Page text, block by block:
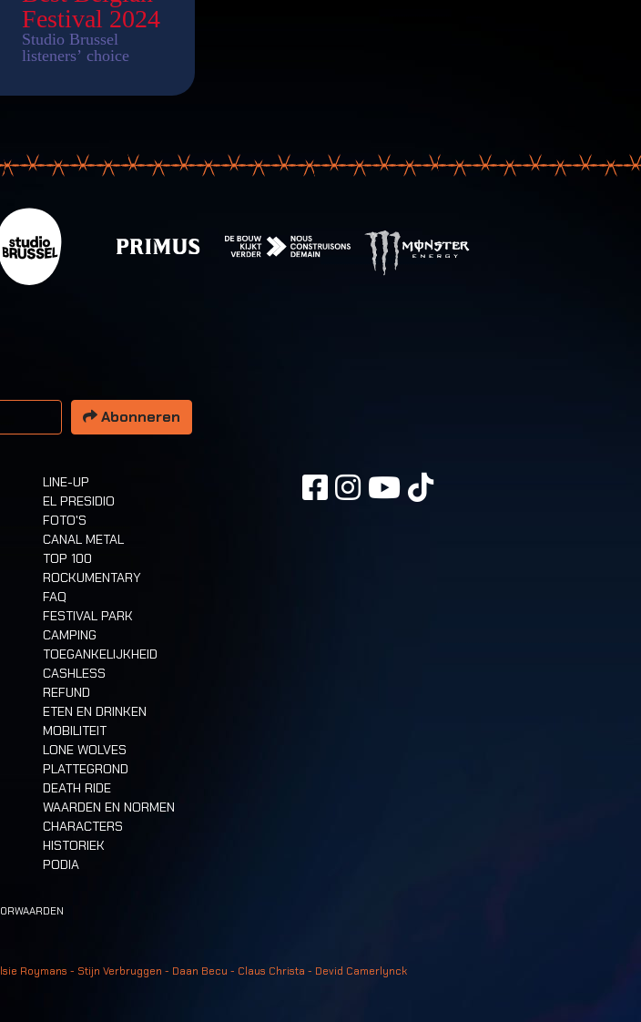
Abonneren
LINE-UP
EL PRESIDIO
FOTO'S
CANAL METAL
TOP 100
ROCKUMENTARY
FAQ
FESTIVAL PARK
CAMPING
TOEGANKELIJKHEID
CASHLESS
REFUND
ETEN EN DRINKEN
MOBILITEIT
LONE WOLVES
PLATTEGROND
DEATH RIDE
WAARDEN EN NORMEN
CHARACTERS
HISTORIEK
PODIA
Roymans - Stijn Verbruggen - Daan Becu - Claus Christa - Devid Camerlynck